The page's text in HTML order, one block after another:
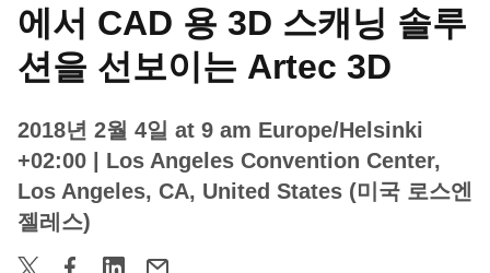
에서 CAD 용 3D 스캐닝 솔루
션을 선보이는 Artec 3D
2018년 2월 4일 at 9 am Europe/Helsinki
+02:00
| Los Angeles Convention Center,
Los Angeles, CA, United States (미국 로스엔
젤레스)